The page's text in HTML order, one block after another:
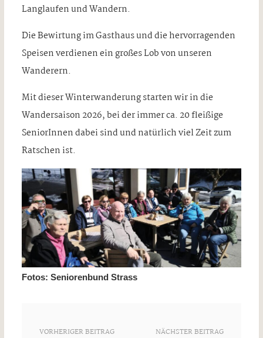
Langlaufen und Wandern.
Die Bewirtung im Gasthaus und die hervorragenden
Speisen verdienen ein großes Lob von unseren
Wanderern.
Mit dieser Winterwanderung starten wir in die
Wandersaison 2026, bei der immer ca. 20 fleißige
SeniorInnen dabei sind und natürlich viel Zeit zum
Ratschen ist.
Fotos: Seniorenbund Strass
VORHERIGER BEITRAG NÄCHSTER BEITRAG